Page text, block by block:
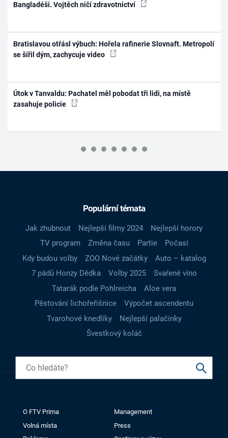
Bangladéši. Vojtěch ničí zdravotnictví
Bratislavou otřásl výbuch: Hořela rafinerie Slovnaft. Metropolí
se šířil dým, zachycuje video
Útok v Tanvaldu: Pachatel měl pobodat tři lidi, na místě
zasahuje policie
Populární témata
Jak zhubnout Nejlepší filmy 2024
Nejlepší horory
TV program
Změna času Partie
Počasí
Kdy budou volby
ZOO Nové začátky
Auto – katalog
7 pádů Honzy Dědka
Volby 2025
Svařené víno
Tatarák podle Pohlreicha
Aloe vera
Pěstování lichořeřišnice
Výpočet ascendentu
Tvarohové knedlíky
Nejlepší palačinky
Švestkový koláč
O FTV Prima
Management
Volná místa
Press